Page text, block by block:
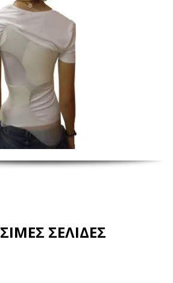
ΣΕΛΙΔΕΣ